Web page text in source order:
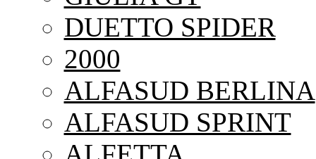
DUETTO SPIDER
2000
ALFASUD BERLINA
ALFASUD SPRINT